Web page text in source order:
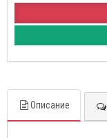
Описание